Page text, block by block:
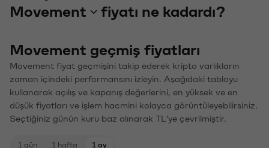
Movement
fiyatı ne kadardı?
Movement geçmiş fiyatları
Movement fiyat geçmişini takip ederek kripto varlıkların
zaman içindeki performansını izleyin. Aşağıdaki tabloyu
kullanarak açılış ve kapanış değerlerini, en yüksek ve en
düşük fiyatları ve işlem hacmini kolayca görüntüleyebilirsiniz.
Seçtiğiniz günün kuru baz alınarak TL'ye çevrilmiştir.
1 gün 1 hafta 1 ay